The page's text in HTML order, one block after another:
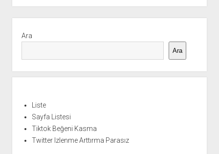
Menü
Ara
Ara
Liste
Sayfa Listesi
Tiktok Beğeni Kasma
Twitter Izlenme Arttırma Parasız